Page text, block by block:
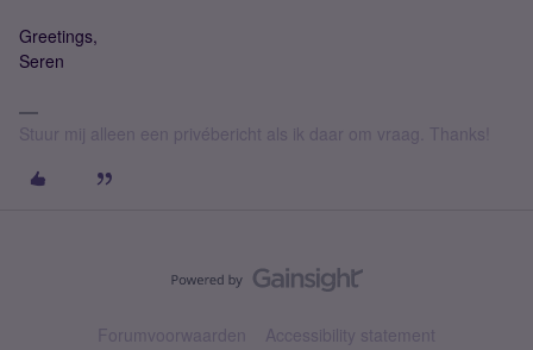
​​​Greetings,
Seren
Stuur mij alleen een privébericht als ik daar om vraag. Thanks!
Forumvoorwaarden Accessibility statement